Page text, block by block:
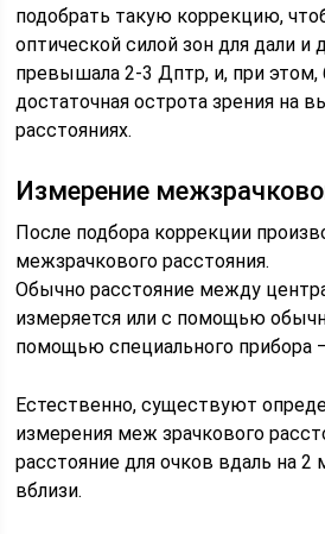
подобрать такую коррекцию,
оптической силой зон для дали и
превышала 2-3 Дптр, и, при
достаточная острота зрения на
расстояниях.
Измерение
После подбора коррекции
межзрачкового расстояния.
Обычно расстояние между
измеряется или с помощью
помощью специального прибора
Естественно, существуют
измерения меж зрачкового
расстояние для очков вдаль на
вблизи.